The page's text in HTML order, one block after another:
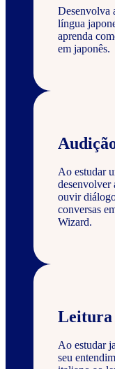
Desenvolva
língua
aprenda
em japonês.
Ao estudar
desenvolver
ouvir
conversas
Wizard.
Leitura
Ao estudar
seu